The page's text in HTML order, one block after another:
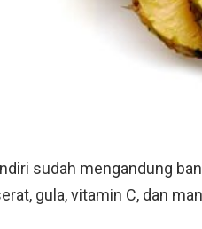
sudah mengandung
gula, vitamin C, dan